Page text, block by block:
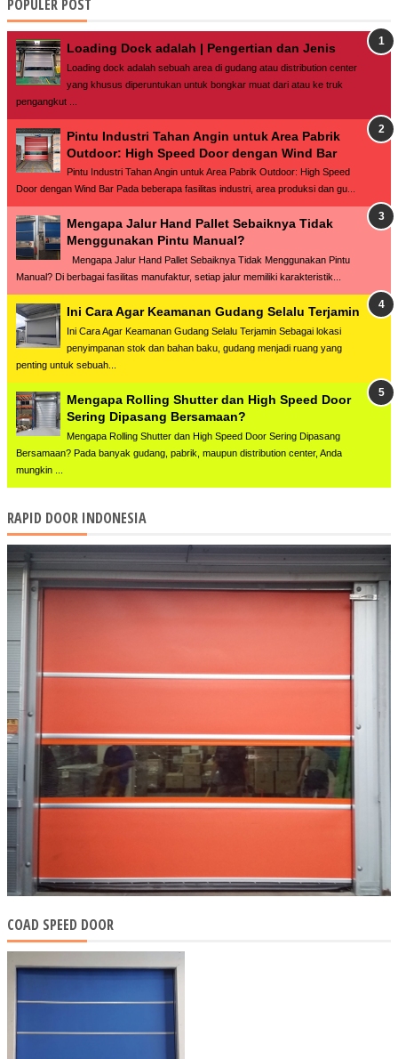
POPULER POST
Loading Dock adalah | Pengertian dan Jenis
Loading dock adalah sebuah area di gudang atau distribution center
yang khusus diperuntukan untuk bongkar muat dari atau ke truk
pengangkut ...
Pintu Industri Tahan Angin untuk Area Pabrik
Outdoor: High Speed Door dengan Wind Bar
Pintu Industri Tahan Angin untuk Area Pabrik Outdoor: High Speed
Door dengan Wind Bar Pada beberapa fasilitas industri, area produksi dan gu...
Mengapa Jalur Hand Pallet Sebaiknya Tidak
Menggunakan Pintu Manual?
Mengapa Jalur Hand Pallet Sebaiknya Tidak Menggunakan Pintu
Manual? Di berbagai fasilitas manufaktur, setiap jalur memiliki karakteristik...
Ini Cara Agar Keamanan Gudang Selalu Terjamin
Ini Cara Agar Keamanan Gudang Selalu Terjamin Sebagai lokasi
penyimpanan stok dan bahan baku, gudang menjadi ruang yang
penting untuk sebuah...
Mengapa Rolling Shutter dan High Speed Door
Sering Dipasang Bersamaan?
Mengapa Rolling Shutter dan High Speed Door Sering Dipasang
Bersamaan? Pada banyak gudang, pabrik, maupun distribution center, Anda
mungkin ...
RAPID DOOR INDONESIA
COAD SPEED DOOR